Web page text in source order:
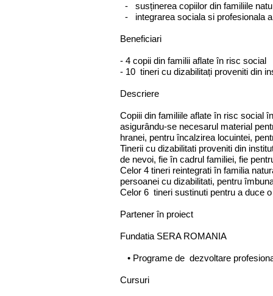
- susținerea copiilor din familiile
- integrarea sociala si profesionala
Beneficiari
- 4 copii din familii aflate în risc social
- 10 tineri cu dizabilitați proveniti din
Descriere
Copiii din familiile aflate în risc social
asigurându-se necesarul material
hranei, pentru încalzirea locuintei,
Tinerii cu dizabilitati proveniti din
de nevoi, fie în cadrul familiei, fie
Celor 4 tineri reintegrati în familia
persoanei cu dizabilitati, pentru
Celor 6 tineri sustinuti pentru a duce
Partener în proiect
Fundatia SERA ROMANIA
• Programe de dezvoltare
Cursuri